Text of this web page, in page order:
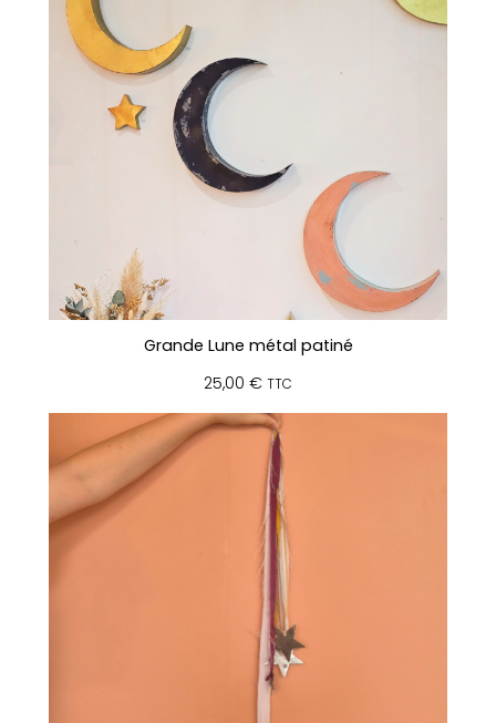
Grande Lune métal patiné
25,00 € TTC